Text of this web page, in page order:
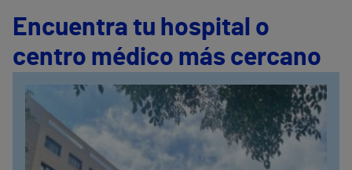
Encuentra tu hospital o
centro médico más cercano